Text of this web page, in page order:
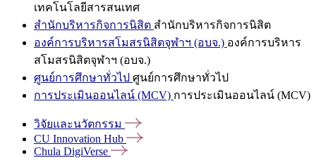
เทคโนโลยีสารสนเทศ
สำนักบริหารกิจการนิสิต สำนักบริหารกิจการนิสิต
องค์การบริหารสโมสรนิสิตจุฬาฯ (อบจ.) องค์การบริหาร
สโมสรนิสิตจุฬาฯ (อบจ.)
ศูนย์การศึกษาทั่วไป ศูนย์การศึกษาทั่วไป
การประเมินออนไลน์ (MCV) การประเมินออนไลน์ (MCV)
วิจัยและนวัตกรรม
CU Innovation Hub
Chula DigiVerse